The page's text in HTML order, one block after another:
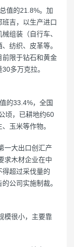
值的21.8%。加
吉，以生产进口
组装（自行车、
纺织、皮革等。
前限于钻石和黄金
多万克拉。
的33.4%，全国
顷，已耕地约60
玉米等作物。
一大出口创汇产
求木材企业在中
超过采伐量的
公司实施制裁。
模很小，主要靠